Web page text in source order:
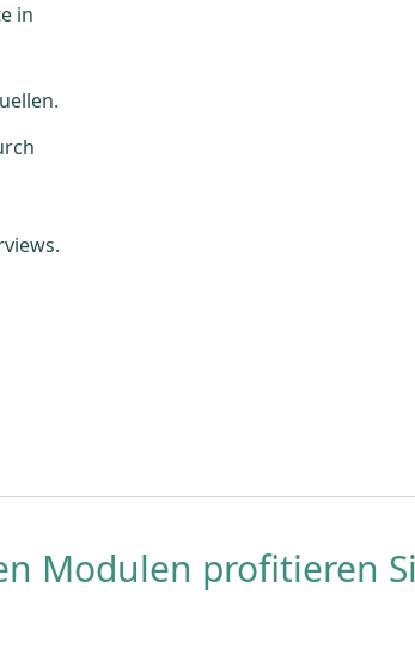
in
Modulen profitieren